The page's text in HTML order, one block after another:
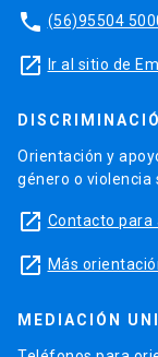
phone (56)95504
launch Ir al sitio de
Orientación y
género o violencia
launch Contacto para
launch Más
MEDIACIÓN